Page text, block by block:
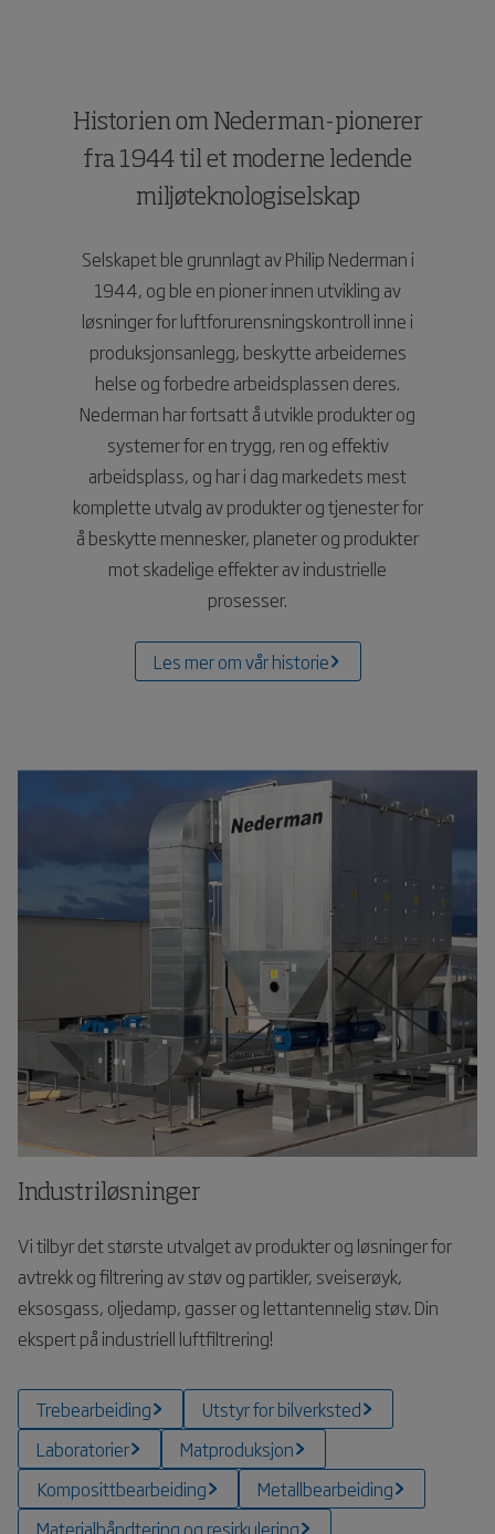
Historien om Nederman-pionerer
fra 1944 til et moderne ledende
miljøteknologiselskap
Selskapet ble grunnlagt av Philip Nederman i
1944, og ble en pioner innen utvikling av
løsninger for luftforurensningskontroll inne i
produksjonsanlegg, beskytte arbeidernes
helse og forbedre arbeidsplassen deres.
Nederman har fortsatt å utvikle produkter og
systemer for en trygg, ren og effektiv
arbeidsplass, og har i dag markedets mest
komplette utvalg av produkter og tjenester for
å beskytte mennesker, planeter og produkter
mot skadelige effekter av industrielle
prosesser.
Les mer om vår historie
Industriløsninger
Vi tilbyr det største utvalget av produkter og løsninger for
avtrekk og filtrering av støv og partikler, sveiserøyk,
eksosgass, oljedamp, gasser og lettantennelig støv. Din
ekspert på industriell luftfiltrering!
Trebearbeiding
Utstyr for bilverksted
Laboratorier
Matproduksjon
Komposittbearbeiding
Metallbearbeiding